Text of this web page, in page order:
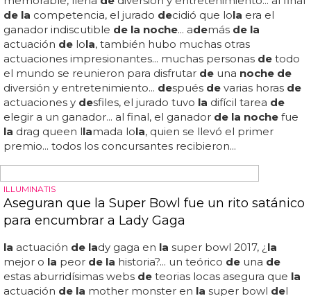
Las canciones de Ricky Martin y su verdadero
significado
salvarme podras salvarte tu? se describe a sí mismo... livin'
lavida loca... ricky martin es gay perolamayor parte
sus canciones hablandemujeres... es una bebida que va